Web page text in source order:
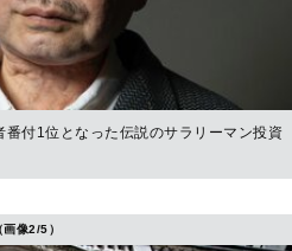
付1位となった伝説のサラリーマン投資
画像2/5）